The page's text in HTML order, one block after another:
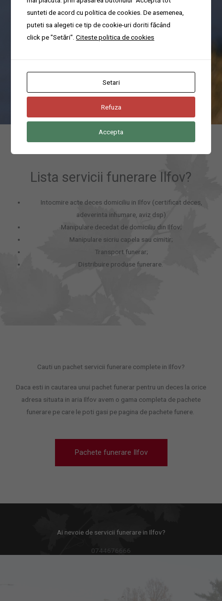
Va ajutam cu organizarea pomenilor sau a parastaselor in cel mai
scurt timp.
Lista servicii funerare Ilfov?
Intocmire acte deces domiciliu in Ilfov (certificat deces,
adeverinta inhumare, aviz dsp)
Manipulare decedat de domiciliu din Ilfov;
Manipulare sicriu capela sau cimitir;
Transport funerar;
Distribuire produse funerare.
Cauti un pachet servicii funerare complete in Ilfov?
Daca esti in cautarea unui pachet funerar pentru un deces la orice
adresa situata in aria Ilfov avem o gama completa de pachete
funerare pe care le poti gasi pe pagina de pachete funere.
Pachete funerare Ilfov
Ai nevoie de servicii funerare in Ilfov?
0744676666
sunteti de acord cu politica de cookies. De asemenea,
puteti sa alegeti ce tip de cookie-uri doriti făcând
click pe "Setări".Citeste politica de cookies
Setari
Refuza
Accepta